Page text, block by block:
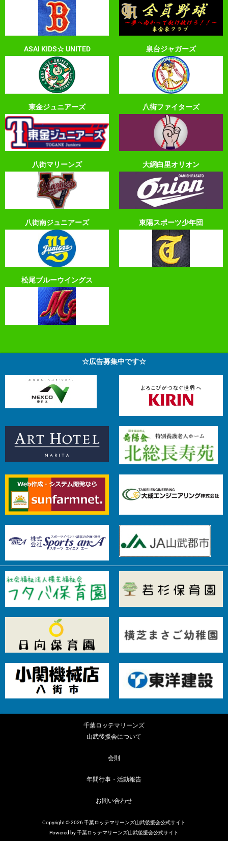
ASAI KIDS☆ UNITED 泉台ジャガーズ
東金ジュニアーズ 八街ファイターズ
八街マリーンズ 大網白里オリオン
八街南ジュニアーズ 東陽スポーツ少年団
松尾ブルーウイングス
☆広告募集中です☆
千葉ロッテマリーンズ
山武後援会について
会則
年間行事・活動報告
お問い合わせ
Copyright © 2026 千葉ロッテマリーンズ山武後援会公式サイト
Powered by 千葉ロッテマリーンズ山武後援会公式サイト